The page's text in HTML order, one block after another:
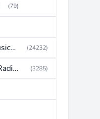
(79)
AUDIO (Equipos de Musica, Amplificadores, Reproductores, Etc) (24232)
Autoradio (Potencias, Radios y DVD) (3285)